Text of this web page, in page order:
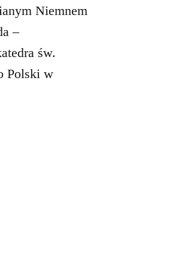
Niemnem
–
św.
Polski w